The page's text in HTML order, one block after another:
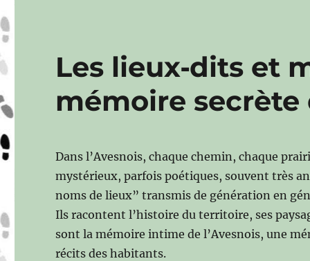
Les lieux‑dits et
mémoire secrète
Dans l’Avesnois, chaque chemin, chaque
mystérieux, parfois poétiques, souvent très
noms de lieux” transmis de génération en
Ils racontent l’histoire du territoire, ses
sont la mémoire intime de l’Avesnois, une
récits des habitants.